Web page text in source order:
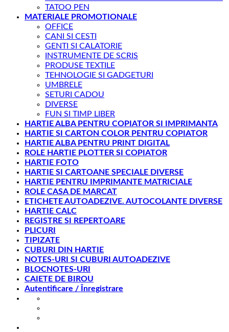
TATOO PEN
MATERIALE PROMOTIONALE
OFFICE
CANI SI CESTI
GENTI SI CALATORIE
INSTRUMENTE DE SCRIS
PRODUSE TEXTILE
TEHNOLOGIE SI GADGETURI
UMBRELE
SETURI CADOU
DIVERSE
FUN SI TIMP LIBER
HARTIE ALBA PENTRU COPIATOR SI IMPRIMANTA
HARTIE SI CARTON COLOR PENTRU COPIATOR
HARTIE ALBA PENTRU PRINT DIGITAL
ROLE HARTIE PLOTTER SI COPIATOR
HARTIE FOTO
HARTIE SI CARTOANE SPECIALE DIVERSE
HARTIE PENTRU IMPRIMANTE MATRICIALE
ROLE CASA DE MARCAT
ETICHETE AUTOADEZIVE. AUTOCOLANTE DIVERSE
HARTIE CALC
REGISTRE SI REPERTOARE
PLICURI
TIPIZATE
CUBURI DIN HARTIE
NOTES-URI SI CUBURI AUTOADEZIVE
BLOCNOTES-URI
CAIETE DE BIROU
Autentificare / Înregistrare